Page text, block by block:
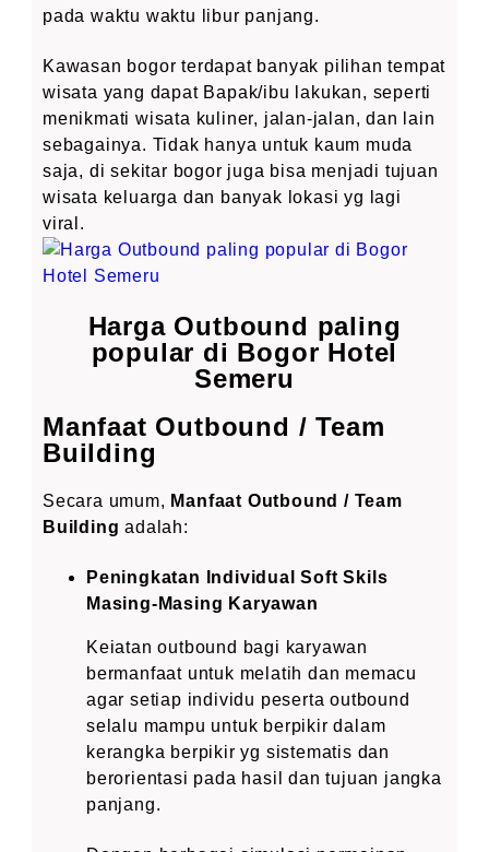
pada waktu waktu libur panjang.
Kawasan bogor terdapat banyak pilihan tempat
wisata yang dapat Bapak/ibu lakukan, seperti
menikmati wisata kuliner, jalan-jalan, dan lain
sebagainya. Tidak hanya untuk kaum muda
saja, di sekitar bogor juga bisa menjadi tujuan
wisata keluarga dan banyak lokasi yg lagi
viral.
Harga Outbound paling
popular di Bogor Hotel
Semeru
Manfaat Outbound / Team
Building
Secara umum, Manfaat Outbound / Team
Building adalah:
Peningkatan Individual Soft Skils
Masing-Masing Karyawan
Keiatan outbound bagi karyawan
bermanfaat untuk melatih dan memacu
agar setiap individu peserta outbound
selalu mampu untuk berpikir dalam
kerangka berpikir yg sistematis dan
berorientasi pada hasil dan tujuan jangka
panjang.